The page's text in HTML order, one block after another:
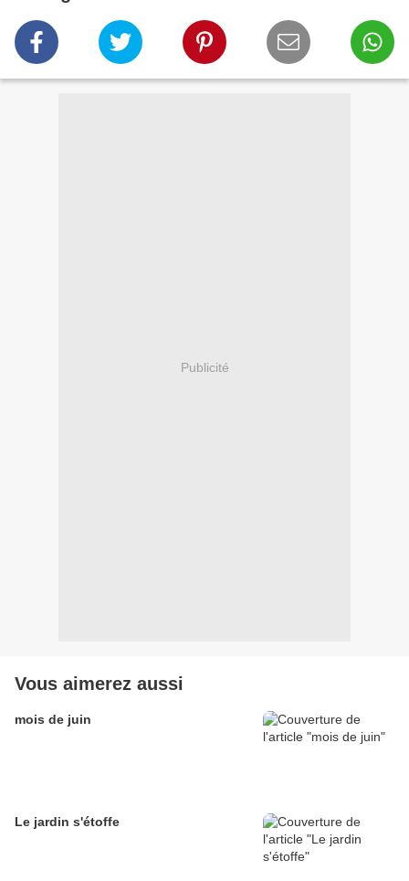
Publicité
Vous aimerez aussi
mois de juin
Le jardin s'étoffe